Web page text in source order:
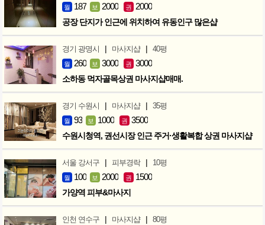
월 187 보 2000 권 2000
공장 단지가 인근에 위치하여 유동인구 많은샵
경기 광명시 | 마사지샵 | 40평
월 260 보 3000 권 3000
소하동 먹자골목상권 마사지샵매매.
경기 수원시 | 마사지샵 | 35평
월 93 보 1000 권 3500
수원시청역, 권선시장 인근 주거·생활복합 상권 마사지샵
서울 강서구 | 피부경락 | 10평
월 100 보 2000 권 1500
가양역 피부&마사지
인천 연수구 | 마사지샵 | 80평